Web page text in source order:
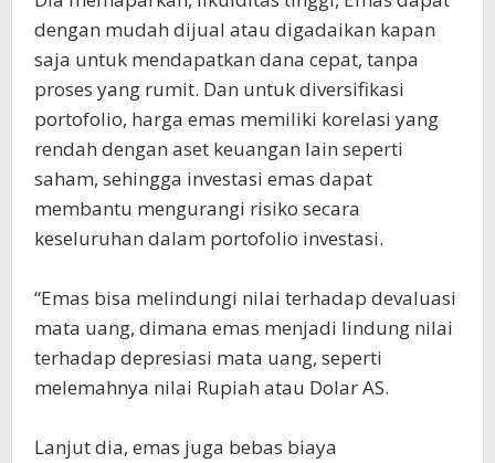
dengan mudah dijual atau digadaikan kapan
saja untuk mendapatkan dana cepat, tanpa
proses yang rumit. Dan untuk diversifikasi
portofolio, harga emas memiliki korelasi yang
rendah dengan aset keuangan lain seperti
saham, sehingga investasi emas dapat
membantu mengurangi risiko secara
keseluruhan dalam portofolio investasi.
“Emas bisa melindungi nilai terhadap devaluasi
mata uang, dimana emas menjadi lindung nilai
terhadap depresiasi mata uang, seperti
melemahnya nilai Rupiah atau Dolar AS.
Lanjut dia, emas juga bebas biaya